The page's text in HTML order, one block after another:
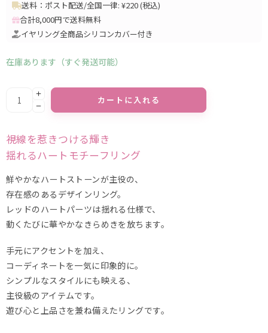
送料：ポスト配送/全国一律: ¥220 (税込)
合計8,000円で送料無料
イヤリング全商品シリコンカバー付き
在庫あります（すぐ発送可能）
カートに入れる
視線を惹きつける輝き
揺れるハートモチーフリング
鮮やかなハートストーンが主役の、
存在感のあるデザインリング。
レッドのハートパーツは揺れる仕様で、
動くたびに華やかなきらめきを放ちます。
手元にアクセントを加え、
コーディネートを一気に印象的に。
シンプルなスタイルにも映える、
主役級のアイテムです。
遊び心と上品さを兼ね備えたリングです。